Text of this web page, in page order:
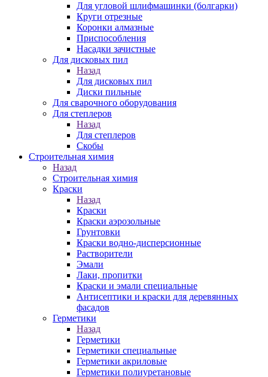
Для угловой шлифмашинки (болгарки)
Круги отрезные
Коронки алмазные
Приспособления
Насадки зачистные
Для дисковых пил
Назад
Для дисковых пил
Диски пильные
Для сварочного оборудования
Для степлеров
Назад
Для степлеров
Скобы
Строительная химия
Назад
Строительная химия
Краски
Назад
Краски
Краски аэрозольные
Грунтовки
Краски водно-дисперсионные
Растворители
Эмали
Лаки, пропитки
Краски и эмали специальные
Антисептики и краски для деревянных
фасадов
Герметики
Назад
Герметики
Герметики специальные
Герметики акриловые
Герметики полиуретановые